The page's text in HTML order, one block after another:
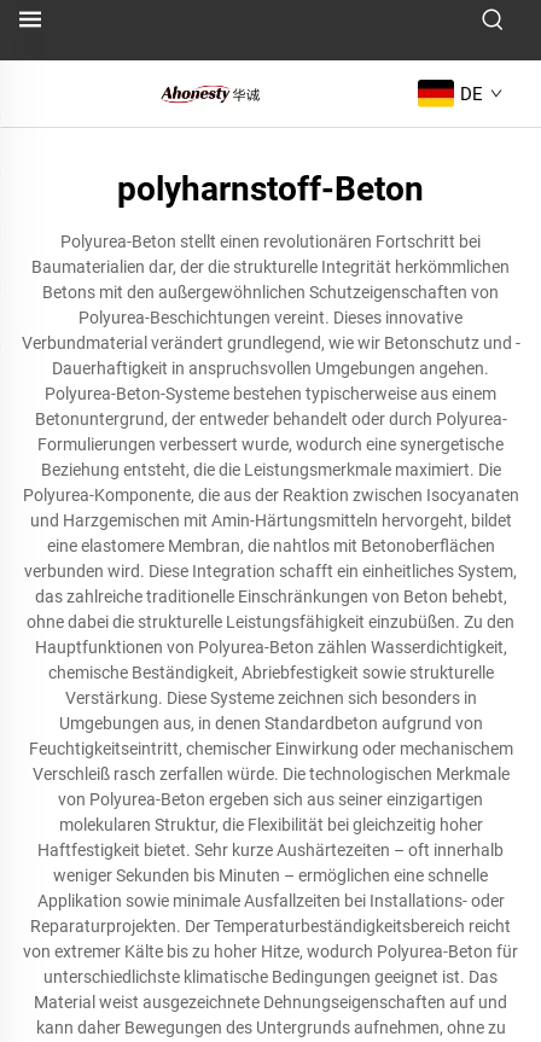
DE
polyharnstoff-Beton
Polyurea-Beton stellt einen revolutionären Fortschritt bei
Baumaterialien dar, der die strukturelle Integrität herkömmlichen
Betons mit den außergewöhnlichen Schutzeigenschaften von
Polyurea-Beschichtungen vereint. Dieses innovative
Verbundmaterial verändert grundlegend, wie wir Betonschutz und -
Dauerhaftigkeit in anspruchsvollen Umgebungen angehen.
Polyurea-Beton-Systeme bestehen typischerweise aus einem
Betonuntergrund, der entweder behandelt oder durch Polyurea-
Formulierungen verbessert wurde, wodurch eine synergetische
Beziehung entsteht, die die Leistungsmerkmale maximiert. Die
Polyurea-Komponente, die aus der Reaktion zwischen Isocyanaten
und Harzgemischen mit Amin-Härtungsmitteln hervorgeht, bildet
eine elastomere Membran, die nahtlos mit Betonoberflächen
verbunden wird. Diese Integration schafft ein einheitliches System,
das zahlreiche traditionelle Einschränkungen von Beton behebt,
ohne dabei die strukturelle Leistungsfähigkeit einzubüßen. Zu den
Hauptfunktionen von Polyurea-Beton zählen Wasserdichtigkeit,
chemische Beständigkeit, Abriebfestigkeit sowie strukturelle
Verstärkung. Diese Systeme zeichnen sich besonders in
Umgebungen aus, in denen Standardbeton aufgrund von
Feuchtigkeitseintritt, chemischer Einwirkung oder mechanischem
Verschleiß rasch zerfallen würde. Die technologischen Merkmale
von Polyurea-Beton ergeben sich aus seiner einzigartigen
molekularen Struktur, die Flexibilität bei gleichzeitig hoher
Haftfestigkeit bietet. Sehr kurze Aushärtezeiten – oft innerhalb
weniger Sekunden bis Minuten – ermöglichen eine schnelle
Applikation sowie minimale Ausfallzeiten bei Installations- oder
Reparaturprojekten. Der Temperaturbeständigkeitsbereich reicht
von extremer Kälte bis zu hoher Hitze, wodurch Polyurea-Beton für
unterschiedlichste klimatische Bedingungen geeignet ist. Das
Material weist ausgezeichnete Dehnungseigenschaften auf und
kann daher Bewegungen des Untergrunds aufnehmen, ohne zu